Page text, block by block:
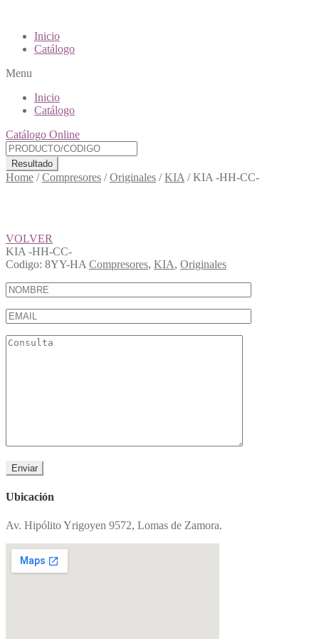
Inicio
Catálogo
Menu
Inicio
Catálogo
Catálogo Online
Resultado
Home /Compresores /Originales /KIA /KIA -HH-CC-
VOLVER
KIA -HH-CC-
Codigo: 8YY-HA Compresores, KIA, Originales
Ubicación
Av. Hipólito Yrigoyen 9572, Lomas de Zamora.